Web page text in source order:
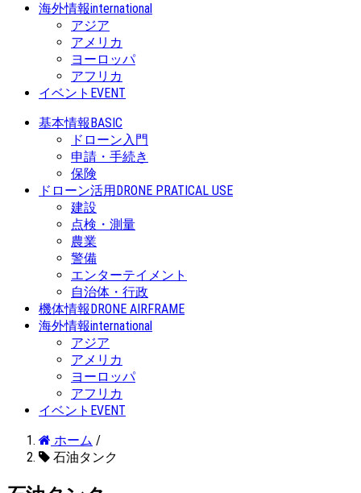
海外情報international
アジア
アメリカ
ヨーロッパ
アフリカ
イベント EVENT
基本情報BASIC
ドローン入門
申請・手続き
保険
ドローン活用DRONE PRATICAL USE
建設
点検・測量
農業
警備
エンターテイメント
自治体・行政
機体情報DRONE AIRFRAME
海外情報international
アジア
アメリカ
ヨーロッパ
アフリカ
イベント EVENT
ホーム /
石油タンク